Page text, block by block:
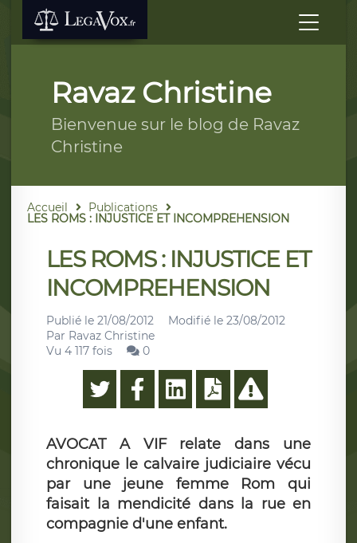
Ravaz Christine
Bienvenue sur le blog de Ravaz
Christine
Accueil Publications
LES ROMS : INJUSTICE ET INCOMPREHENSION
LES ROMS : INJUSTICE ET
INCOMPREHENSION
Publié le 21/08/2012 Modifié le 23/08/2012
Par Ravaz Christine
Vu 4 117 fois
0
AVOCAT A VIF relate dans une
chronique le calvaire judiciaire vécu
par une jeune femme Rom qui
faisait la mendicité dans la rue en
compagnie d'une enfant.